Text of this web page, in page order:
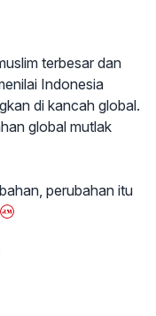
terbesar dan
Indonesia
di kancah global.
global mutlak
perubahan itu